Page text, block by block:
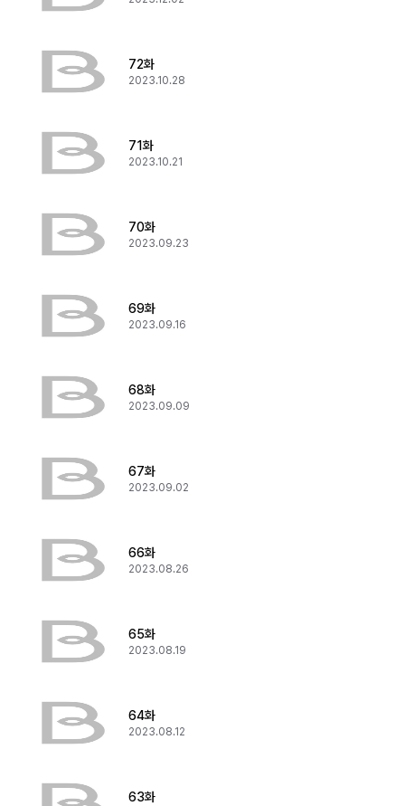
72화
2023.10.28
71화
2023.10.21
70화
2023.09.23
69화
2023.09.16
68화
2023.09.09
67화
2023.09.02
66화
2023.08.26
65화
2023.08.19
64화
2023.08.12
63화